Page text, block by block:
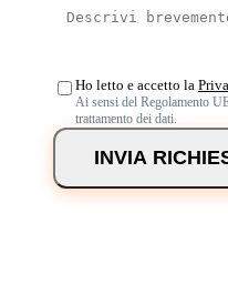
Ho letto e accetto la
Ai sensi del Regolamento
trattamento dei dati.
INVIA